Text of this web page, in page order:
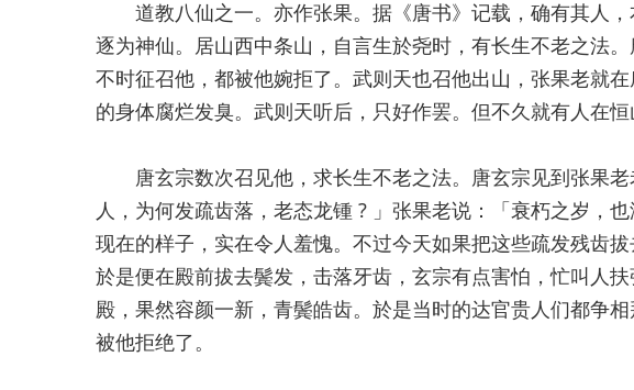
道教八仙之一。亦作张果。据《唐书》记载，确有其人，
逐为神仙。居山西中条山，自言生於尧时，有长生不老之法。
不时征召他，都被他婉拒了。武则天也召他出山，张果老就
的身体腐烂发臭。武则天听后，只好作罢。但不久就有人在恒
唐玄宗数次召见他，求长生不老之法。唐玄宗见到张果老
人，为何发疏齿落，老态龙锺 ? 」张果老说：「衰朽之岁，
现在的样子，实在令人羞愧。不过今天如果把这些疏发残齿拔
於是便在殿前拔去鬓发，击落牙齿，玄宗有点害怕，忙叫人
殿，果然容颜一新，青鬓皓齿。於是当时的达官贵人们都争
被他拒绝了。